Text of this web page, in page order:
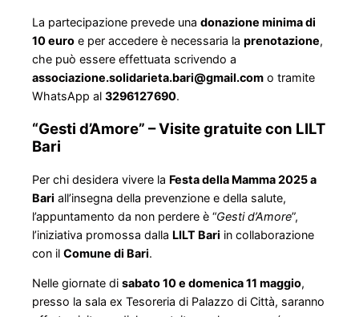
La partecipazione prevede una donazione minima di
10 euro e per accedere è necessaria la prenotazione,
che può essere effettuata scrivendo a
associazione.solidarieta.bari@gmail.com o tramite
WhatsApp al 3296127690.
“Gesti d’Amore” – Visite gratuite con LILT
Bari
Per chi desidera vivere la Festa della Mamma 2025 a
Bari all’insegna della prevenzione e della salute,
l’appuntamento da non perdere è “Gesti d’Amore”,
l’iniziativa promossa dalla LILT Bari in collaborazione
con il Comune di Bari.
Nelle giornate di sabato 10 e domenica 11 maggio,
presso la sala ex Tesoreria di Palazzo di Città, saranno